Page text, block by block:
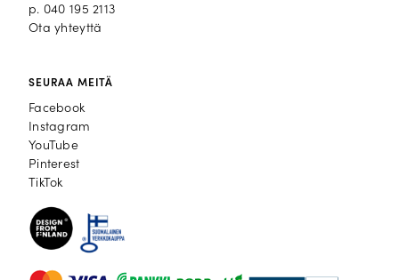
p. 040 195 2113
Ota yhteyttä
SEURAA MEITÄ
Facebook
Facebook
Instagram
Instagram
YouTube
YouTube
Pinterest
Pinterest
TikTok
TikTok